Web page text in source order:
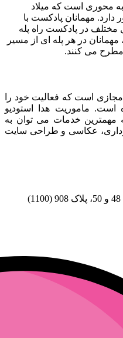
محوری است که میلاد
مهمانان پادکست با
در پادکست راه پله
در هر پله ای از مسیر
مطرح می کنند.
مجازی است که فعالیت خود را
کرده است. ماموریت هدا استودیو
مهمترین خدمات می توان به
عکاسی و طراحی سایت